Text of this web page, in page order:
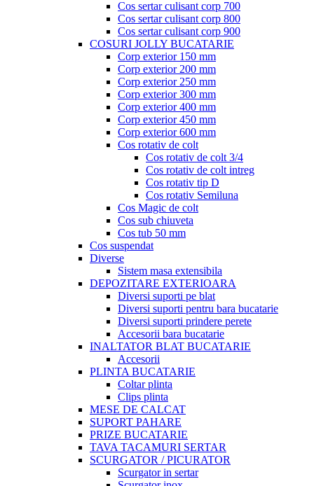
Cos sertar culisant corp 700
Cos sertar culisant corp 800
Cos sertar culisant corp 900
COSURI JOLLY BUCATARIE
Corp exterior 150 mm
Corp exterior 200 mm
Corp exterior 250 mm
Corp exterior 300 mm
Corp exterior 400 mm
Corp exterior 450 mm
Corp exterior 600 mm
Cos rotativ de colt
Cos rotativ de colt 3/4
Cos rotativ de colt intreg
Cos rotativ tip D
Cos rotativ Semiluna
Cos Magic de colt
Cos sub chiuveta
Cos tub 50 mm
Cos suspendat
Diverse
Sistem masa extensibila
DEPOZITARE EXTERIOARA
Diversi suporti pe blat
Diversi suporti pentru bara bucatarie
Diversi suporti prindere perete
Accesorii bara bucatarie
INALTATOR BLAT BUCATARIE
Accesorii
PLINTA BUCATARIE
Coltar plinta
Clips plinta
MESE DE CALCAT
SUPORT PAHARE
PRIZE BUCATARIE
TAVA TACAMURI SERTAR
SCURGATOR / PICURATOR
Scurgator in sertar